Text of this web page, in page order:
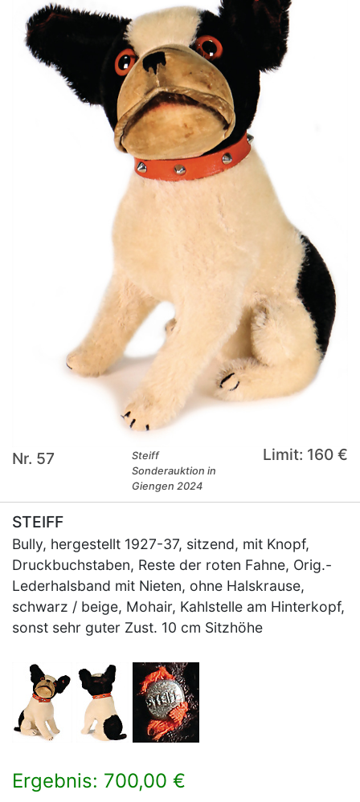
Nr. 57
Steiff
Sonderauktion in
Giengen 2024
Limit: 160 €
STEIFF
Bully, hergestellt 1927-37, sitzend, mit Knopf,
Druckbuchstaben, Reste der roten Fahne, Orig.-
Lederhalsband mit Nieten, ohne Halskrause,
schwarz / beige, Mohair, Kahlstelle am Hinterkopf,
sonst sehr guter Zust. 10 cm Sitzhöhe
Ergebnis: 700,00 €